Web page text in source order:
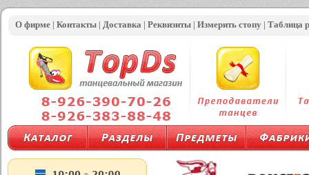
О фирме | Контакты | Доставка | Реквизиты | Измерить стопу | Таблица